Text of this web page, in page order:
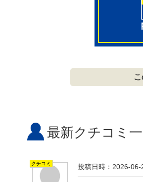
最新クチコミ
クチコミ 投稿日時：2026-